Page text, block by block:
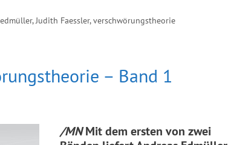
edmüller, Judith Faessler,verschwörungstheorie
– Band 1
/MNMit dem ersten von zwei